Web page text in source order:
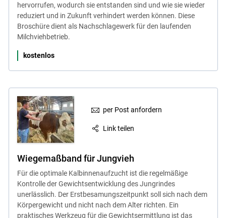
hervorrufen, wodurch sie entstanden sind und wie sie wieder
reduziert und in Zukunft verhindert werden können. Diese
Broschüre dient als Nachschlagewerk für den laufenden
Milchviehbetrieb.
kostenlos
per Post anfordern
Link teilen
Wiegemaßband für Jungvieh
Für die optimale Kalbinnenaufzucht ist die regelmäßige
Kontrolle der Gewichtsentwicklung des Jungrindes
unerlässlich. Der Erstbesamungszeitpunkt soll sich nach dem
Körpergewicht und nicht nach dem Alter richten. Ein
praktisches Werkzeug für die Gewichtsermittlung ist das